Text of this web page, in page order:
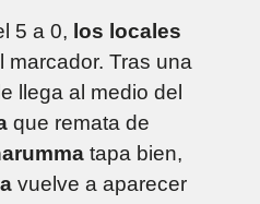
5 a 0, los locales
marcador. Tras una
llega al medio del
que remata de
tapa bien,
vuelve a aparecer